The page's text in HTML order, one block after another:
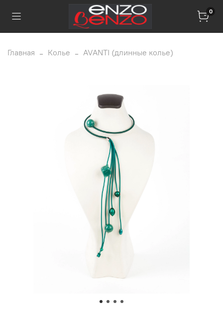
0
Главная Колье AVANTI (длинные колье)